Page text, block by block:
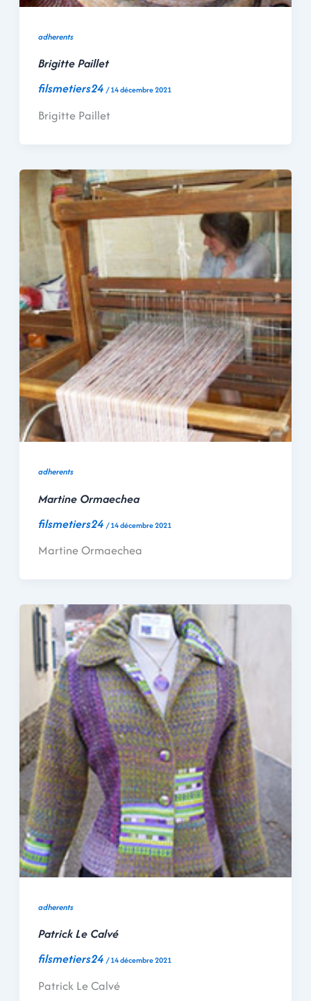
adherents
Brigitte Paillet
filsmetiers24/14 décembre 2021
Brigitte Paillet
adherents
Martine Ormaechea
filsmetiers24 /14 décembre 2021
Martine Ormaechea
adherents
Patrick Le Calvé
filsmetiers24/14 décembre 2021
Patrick Le Calvé